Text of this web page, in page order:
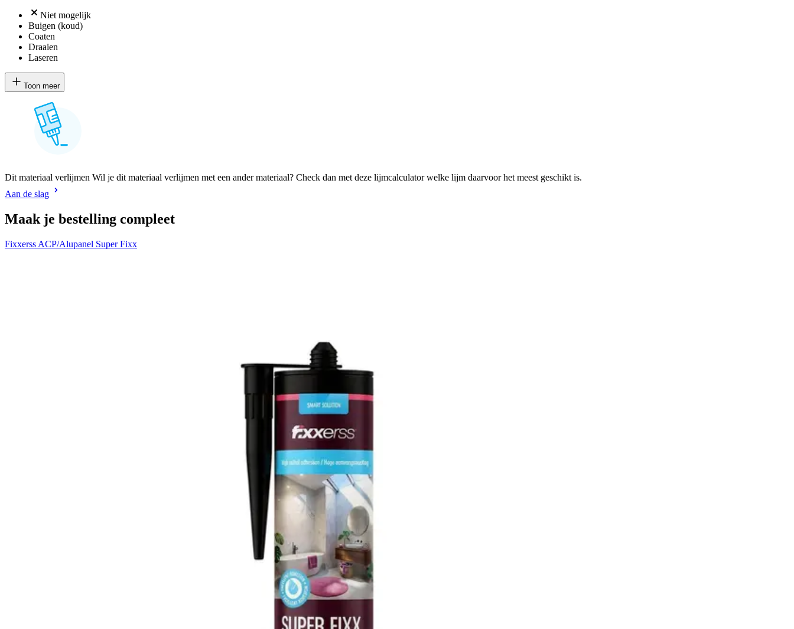
Niet mogelijk
Buigen (koud)
Coaten
Draaien
Laseren
Toon meer
Dit materiaal verlijmen Wil je dit materiaal verlijmen met een ander materiaal? Check dan met deze lijmcalculator welke lijm daarvoor het meest geschikt is.
Aan de slag
Maak je bestelling compleet
Fixxerss ACP/Alupanel Super Fixx